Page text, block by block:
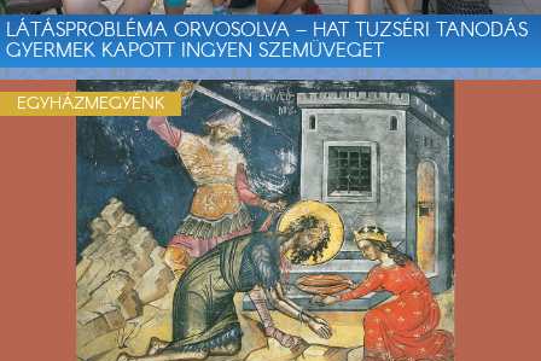
LÁTÁSPROBLÉMA ORVOSOLVA – HAT TUZSÉRI TANODÁS
GYERMEK KAPOTT INGYEN SZEMÜVEGET
EGYHÁZMEGYÉNK